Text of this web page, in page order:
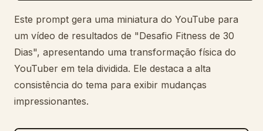
Prompts
Preços
Baixar
Este prompt gera uma miniatura do YouTube para
um vídeo de resultados de "Desafio Fitness de 30
Dias", apresentando uma transformação física do
YouTuber em tela dividida. Ele destaca a alta
consistência do tema para exibir mudanças
impressionantes.